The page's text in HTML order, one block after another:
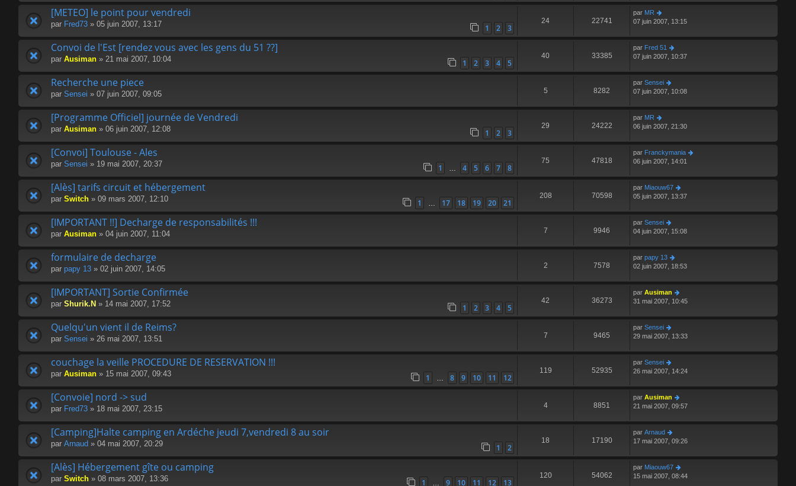
[METEO] le point pour vendredi
par Fred73 » 05 juin 2007, 13:17 1 2 3
24 22741
par MR
07 juin 2007, 13:15
Convoi de l'Est [rendez vous avec les gens du 51 ??]
par Ausiman » 21 mai 2007, 10:04 1 2 3 4 5
40 33385
par Fred 51
07 juin 2007, 10:37
Recherche une piece
par Sensei » 07 juin 2007, 09:05 5 8282
par Sensei
07 juin 2007, 10:08
[Programme Officiel] journée de Vendredi
par Ausiman » 06 juin 2007, 12:08 1 2 3
29 24222
par MR
06 juin 2007, 21:30
[Convoi] Toulouse - Ales
par Sensei » 19 mai 2007, 20:37 1 … 4 5 6 7 8
75 47818
par Franckymania
06 juin 2007, 14:01
[Alès] tarifs circuit et hébergement
par Switch » 09 mars 2007, 12:10 1 … 17 18 19 20 21
208 70598
par Miaouw67
05 juin 2007, 13:37
[IMPORTANT !!] Decharge de responsabilités !!!
par Ausiman » 04 juin 2007, 11:04 7 9946
par Sensei
04 juin 2007, 15:08
formulaire de decharge
par papy 13 » 02 juin 2007, 14:05 2 7578
par papy 13
02 juin 2007, 18:53
[IMPORTANT] Sortie Confirmée
par Shurik.N » 14 mai 2007, 17:52 1 2 3 4 5
42 36273
par Ausiman
31 mai 2007, 10:45
Quelqu'un vient il de Reims?
par Sensei » 26 mai 2007, 13:51 7 9465
par Sensei
29 mai 2007, 13:33
couchage la veille PROCEDURE DE RESERVATION !!!
par Ausiman » 15 mai 2007, 09:43 1 … 8 9 10 11 12
119 52935
par Sensei
26 mai 2007, 14:24
[Convoie] nord -> sud
par Fred73 » 18 mai 2007, 23:15 4 8851
par Ausiman
21 mai 2007, 09:57
[Camping]Halte camping en Ardéche jeudi 7,vendredi 8 au soir
par Arnaud » 04 mai 2007, 20:29 1 2
18 17190
par Arnaud
17 mai 2007, 09:26
[Alès] Hébergement gîte ou camping
par Switch » 08 mars 2007, 13:36 1 … 9 10 11 12 13
120 54062
par Miaouw67
15 mai 2007, 08:44